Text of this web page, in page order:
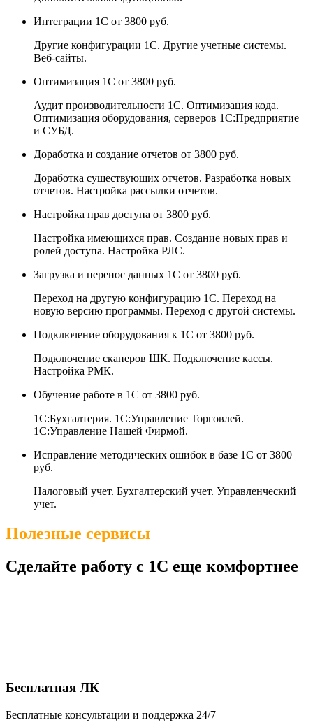
Интеграции 1С от 3800 руб.
Другие конфигурации 1С. Другие учетные системы.
Веб-сайты.
Оптимизация 1С от 3800 руб.
Аудит производительности 1С. Оптимизация кода.
Оптимизация оборудования, серверов 1С:Предприятие
и СУБД.
Доработка и создание отчетов от 3800 руб.
Доработка существующих отчетов. Разработка новых
отчетов. Настройка рассылки отчетов.
Настройка прав доступа от 3800 руб.
Настройка имеющихся прав. Создание новых прав и
ролей доступа. Настройка РЛС.
Загрузка и перенос данных 1С от 3800 руб.
Переход на другую конфигурацию 1С. Переход на
новую версию программы. Переход с другой системы.
Подключение оборудования к 1С от 3800 руб.
Подключение сканеров ШК. Подключение кассы.
Настройка РМК.
Обучение работе в 1С от 3800 руб.
1С:Бухгалтерия. 1С:Управление Торговлей.
1С:Управление Нашей Фирмой.
Исправление методических ошибок в базе 1С от 3800
руб.
Налоговый учет. Бухгалтерский учет. Управленческий
учет.
Полезные сервисы
Сделайте работу с 1С еще комфортнее
Бесплатная ЛК
Бесплатные консультации и поддержка 24/7